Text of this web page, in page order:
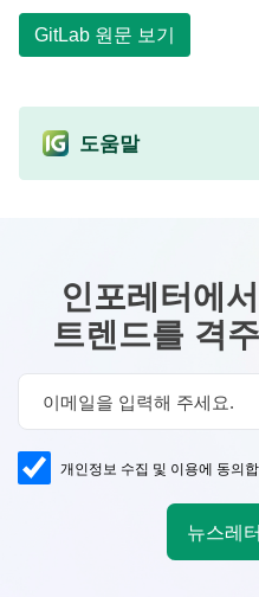
GitLab 원문 보기
도움말
인포레터에
트렌드를 격
개인정보 수집 및 이용에 동의
뉴스레